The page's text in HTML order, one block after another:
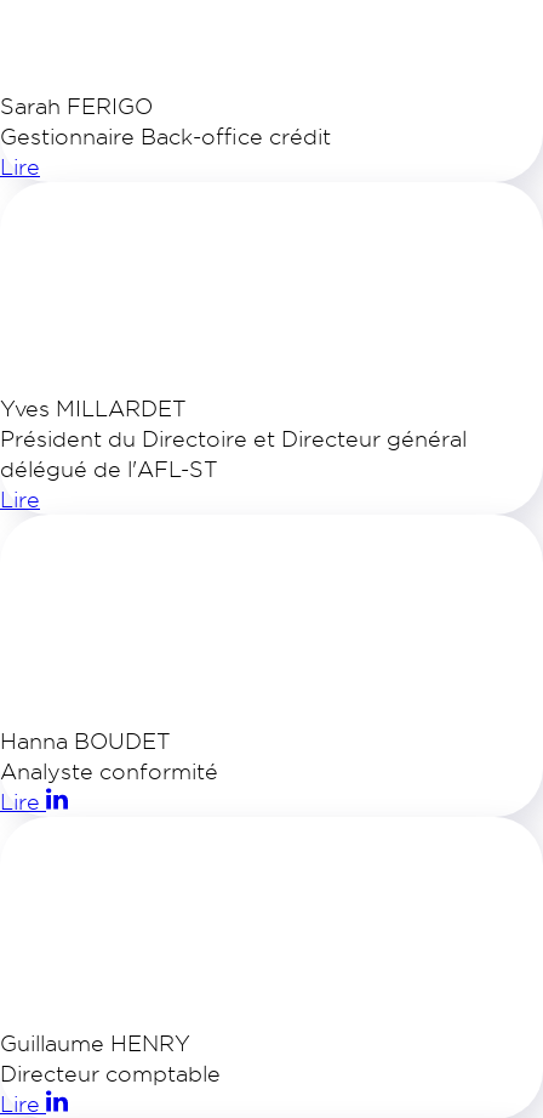
Sarah FERIGO
Gestionnaire Back-office crédit
Lire
Yves MILLARDET
Président du Directoire et Directeur général
délégué de l'AFL-ST
Lire
Hanna BOUDET
Analyste conformité
Lire
Guillaume HENRY
Directeur comptable
Lire